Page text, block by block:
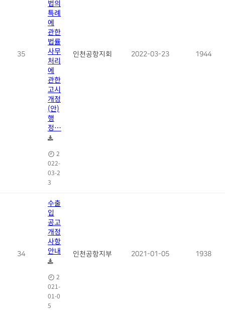
35
법의
특례
에
관한
법률
사무
처리
에
관한
고시
개정
(안)
행
정…
2
022-
03-2
3
인천공항지회 2022-03-23 1944
34
수출
입
공고
개정
사항
안내
2
021-
01-0
5
인천공항지부 2021-01-05 1938